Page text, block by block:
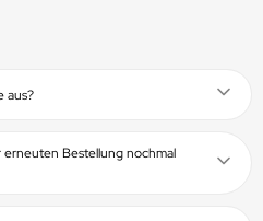
aus?
erneuten Bestellung nochmal